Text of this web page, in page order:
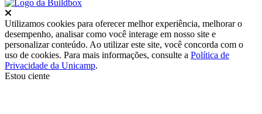
Utilizamos cookies para oferecer melhor experiência, melhorar o
desempenho, analisar como você interage em nosso site e
personalizar conteúdo. Ao utilizar este site, você concorda com o
uso de cookies. Para mais informações, consulte a Política de
Privacidade da Unicamp.
Estou ciente